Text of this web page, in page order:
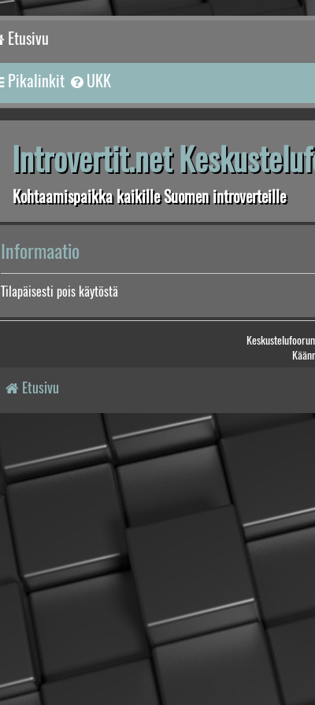
Etusivu
Pikalinkit UKK
Introvertit.net
Kohtaamispaikka kaikille Suomen introverteille
Informaatio
Tilapäisesti pois käytöstä
Etusivu